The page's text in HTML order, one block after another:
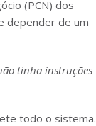
(PCN) dos
depender de um
tinha instruções
todo o